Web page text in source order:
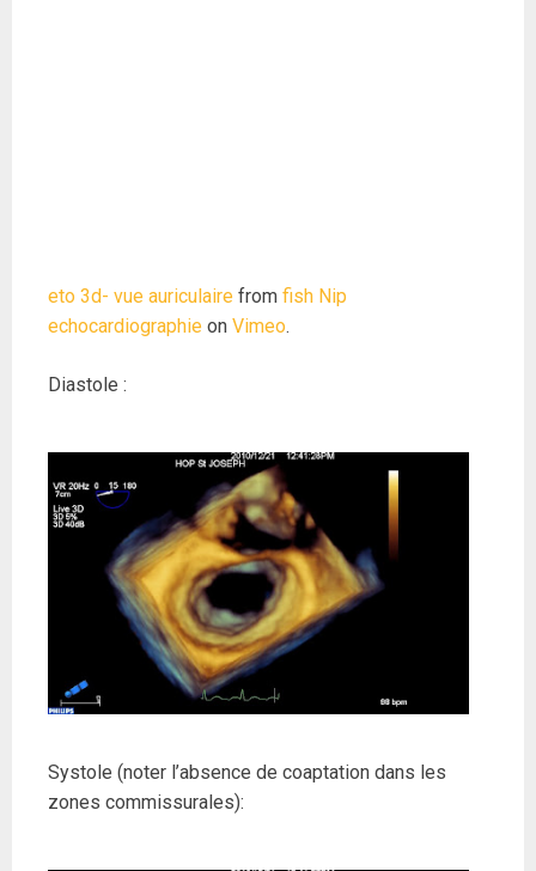
eto 3d- vue auriculaire from fish Nip
echocardiographie on Vimeo.
Diastole :
Systole (noter l’absence de coaptation dans les
zones commissurales):